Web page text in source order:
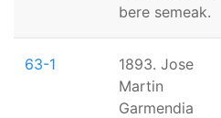
bere semeak.
63-1
1893. Jose
Martin
Garmendia